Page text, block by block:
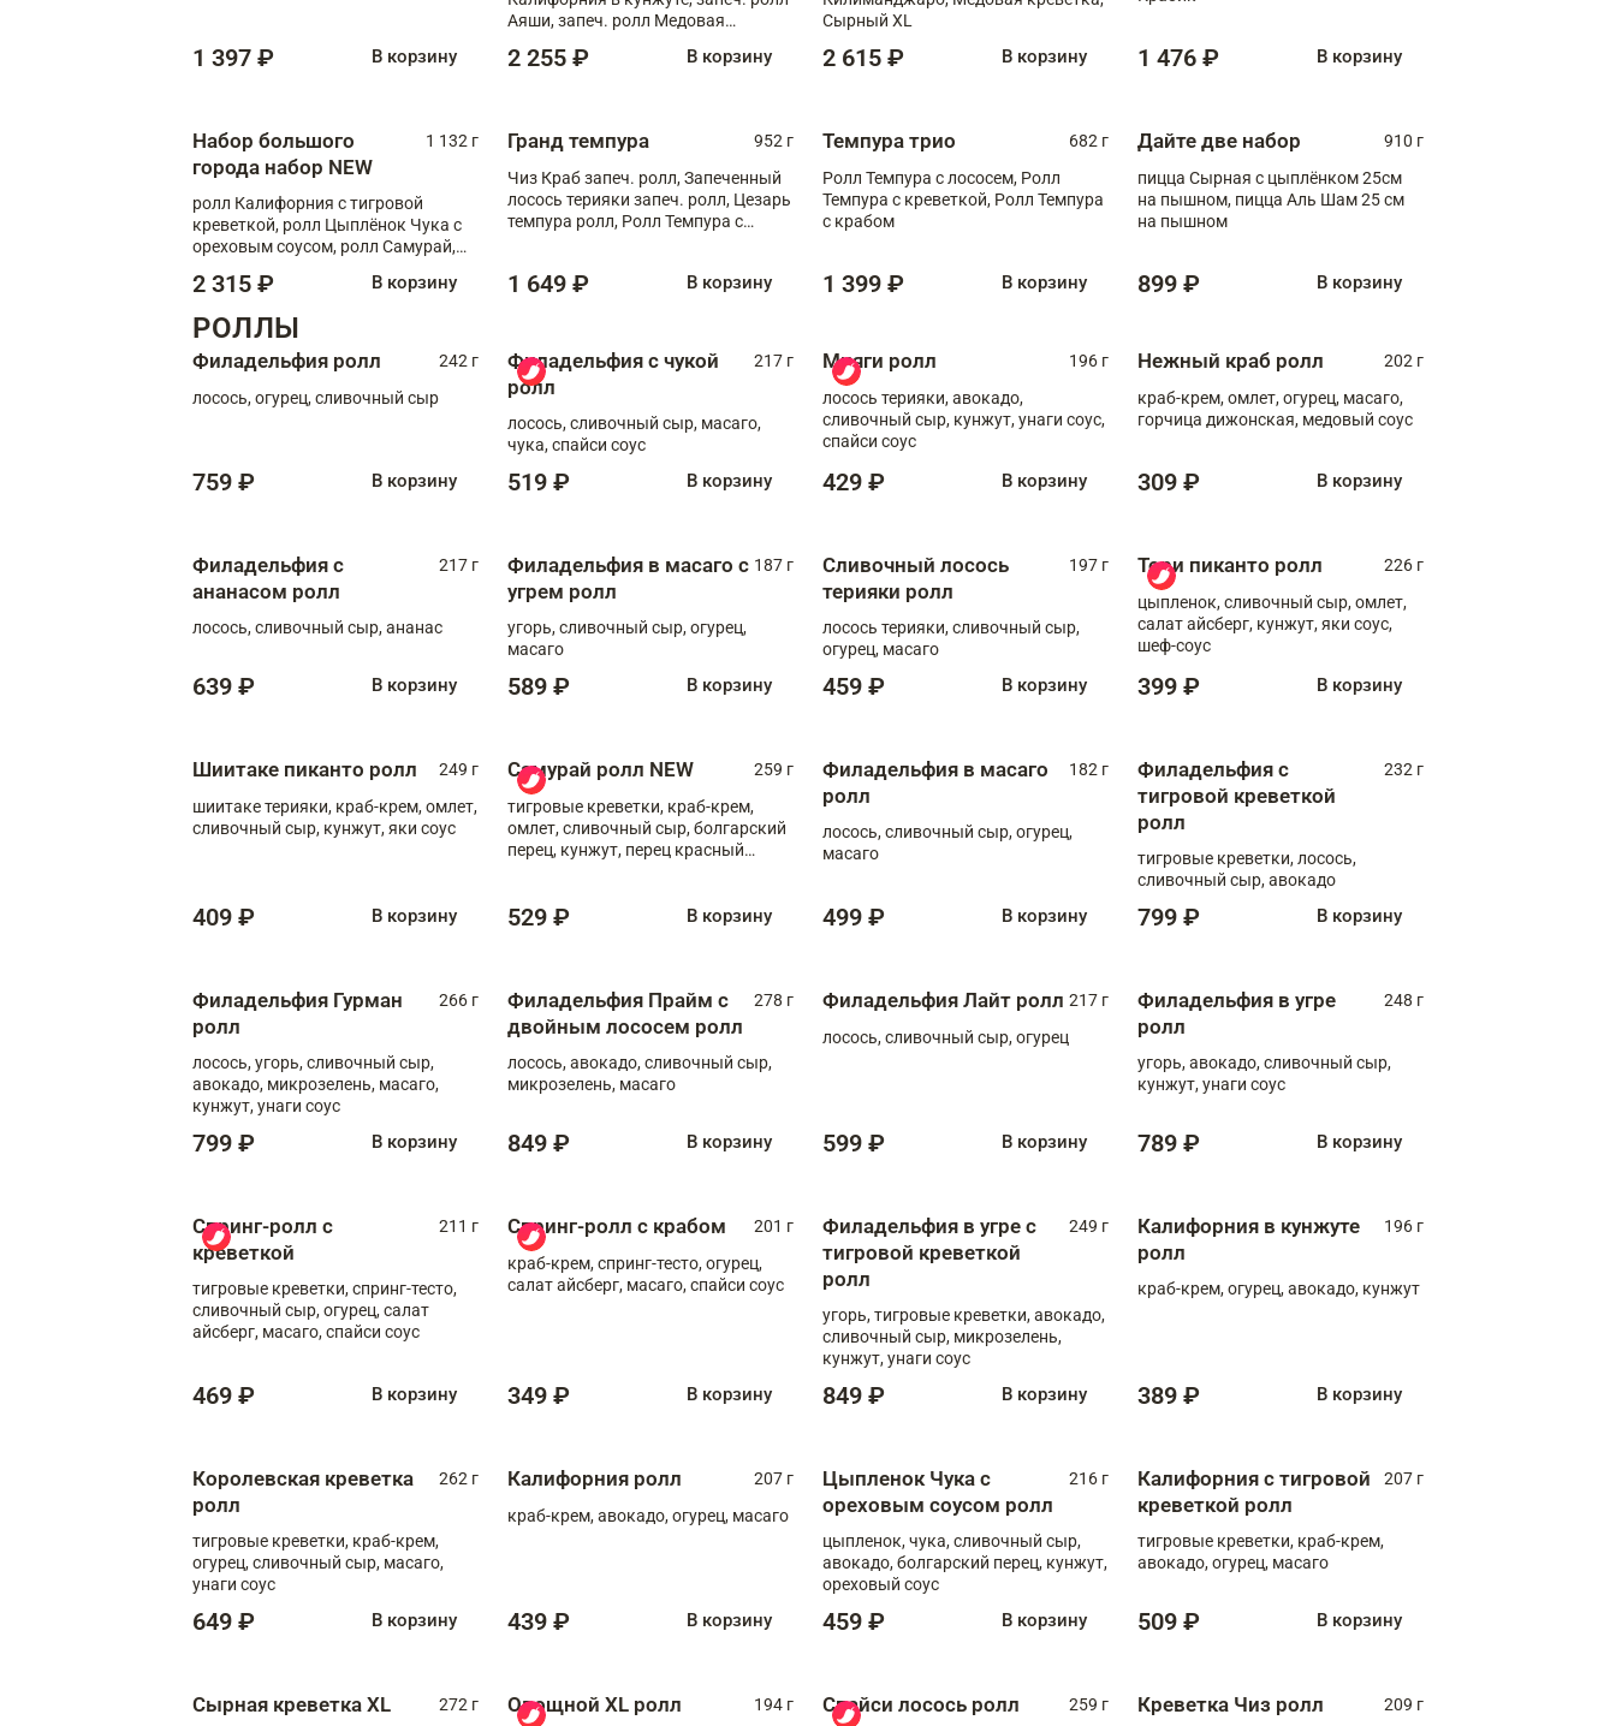
1 397 ₽ В корзину
Аяши, запеч. ролл Медовая
чукой
2 255 ₽ В корзину
Сырный XL
2 615 ₽ В корзину 1 476 ₽ В корзину
Набор большого
города набор NEW
1 132 г
ролл Калифорния с тигровой
креветкой, ролл Цыплёнок Чука с
ореховым соусом, ролл Самурай,
ролл с крабом
2 315 ₽ В корзину
Гранд темпура
952 г
Чиз Краб запеч. ролл, Запеченный
лосось терияки запеч. ролл, Цезарь
темпура ролл, Ролл Темпура с
1 649 ₽ В корзину
Темпура трио
682 г
Ролл Темпура с лососем, Ролл
Темпура с креветкой, Ролл Темпура
с крабом
1 399 ₽ В корзину
Дайте две набор
910 г
пицца Сырная с цыплёнком 25см
на пышном, пицца Аль Шам 25 см
на пышном
899 ₽ В корзину
РОЛЛЫ
Филадельфия ролл
242 г
лосось, огурец, сливочный сыр
759 ₽ В корзину
Филадельфия с чукой
ролл
217 г
лосось, сливочный сыр, масаго,
чука, спайси соус
519 ₽ В корзину
Мияги ролл
196 г
лосось терияки, авокадо,
сливочный сыр, кунжут, унаги соус,
спайси соус
429 ₽ В корзину
Нежный краб ролл
202 г
краб-крем, омлет, огурец, масаго,
горчица дижонская, медовый соус
309 ₽ В корзину
Филадельфия с
ананасом ролл
217 г
лосось, сливочный сыр, ананас
639 ₽ В корзину
Филадельфия в масаго с
угрем ролл
187 г
угорь, сливочный сыр, огурец,
масаго
589 ₽ В корзину
Сливочный лосось
терияки ролл
197 г
лосось терияки, сливочный сыр,
огурец, масаго
459 ₽ В корзину
Тори пиканто ролл
226 г
цыпленок, сливочный сыр, омлет,
салат айсберг, кунжут, яки соус,
шеф-соус
399 ₽ В корзину
Шиитаке пиканто ролл
249 г
шиитаке терияки, краб-крем, омлет,
сливочный сыр, кунжут, яки соус
409 ₽ В корзину
Самурай ролл NEW
259 г
тигровые креветки, краб-крем,
омлет, сливочный сыр, болгарский
перец, кунжут, перец красный
529 ₽ В корзину
Филадельфия в масаго
ролл
182 г
лосось, сливочный сыр, огурец,
масаго
499 ₽ В корзину
Филадельфия с
тигровой креветкой
ролл
232 г
тигровые креветки, лосось,
сливочный сыр, авокадо
799 ₽ В корзину
Филадельфия Гурман
ролл
266 г
лосось, угорь, сливочный сыр,
авокадо, микрозелень, масаго,
кунжут, унаги соус
799 ₽ В корзину
Филадельфия Прайм с
двойным лососем ролл
278 г
лосось, авокадо, сливочный сыр,
микрозелень, масаго
849 ₽ В корзину
Филадельфия Лайт ролл 217 г
лосось, сливочный сыр, огурец
599 ₽ В корзину
Филадельфия в угре
ролл
248 г
угорь, авокадо, сливочный сыр,
кунжут, унаги соус
789 ₽ В корзину
Спринг-ролл с
креветкой
211 г
тигровые креветки, спринг-тесто,
сливочный сыр, огурец, салат
айсберг, масаго, спайси соус
469 ₽ В корзину
Спринг-ролл с крабом
201 г
краб-крем, спринг-тесто, огурец,
салат айсберг, масаго, спайси соус
349 ₽ В корзину
Филадельфия в угре с
тигровой креветкой
ролл
249 г
угорь, тигровые креветки, авокадо,
сливочный сыр, микрозелень,
кунжут, унаги соус
849 ₽ В корзину
Калифорния в кунжуте
ролл
196 г
краб-крем, огурец, авокадо, кунжут
389 ₽ В корзину
Королевская креветка
ролл
262 г
тигровые креветки, краб-крем,
огурец, сливочный сыр, масаго,
унаги соус
649 ₽ В корзину
Калифорния ролл
207 г
краб-крем, авокадо, огурец, масаго
439 ₽ В корзину
Цыпленок Чука с
ореховым соусом ролл
216 г
цыпленок, чука, сливочный сыр,
авокадо, болгарский перец, кунжут,
ореховый соус
459 ₽ В корзину
Калифорния с тигровой
креветкой ролл
207 г
тигровые креветки, краб-крем,
авокадо, огурец, масаго
509 ₽ В корзину
Сырная креветка XL
272 г Овощной XL ролл 194 г Спайси лосось ролл 259 г Креветка Чиз ролл 209 г